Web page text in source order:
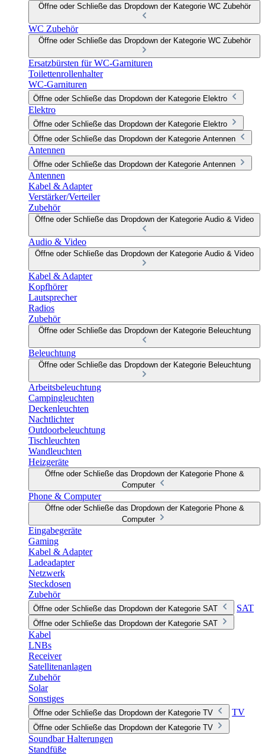
Öffne oder Schließe das Dropdown der Kategorie WC Zubehör
WC Zubehör
Öffne oder Schließe das Dropdown der Kategorie WC Zubehör
Ersatzbürsten für WC-Garnituren
Toilettenrollenhalter
WC-Garnituren
Öffne oder Schließe das Dropdown der Kategorie Elektro
Elektro
Öffne oder Schließe das Dropdown der Kategorie Elektro
Öffne oder Schließe das Dropdown der Kategorie Antennen
Antennen
Öffne oder Schließe das Dropdown der Kategorie Antennen
Antennen
Kabel & Adapter
Verstärker/Verteiler
Zubehör
Öffne oder Schließe das Dropdown der Kategorie Audio & Video
Audio & Video
Öffne oder Schließe das Dropdown der Kategorie Audio & Video
Kabel & Adapter
Kopfhörer
Lautsprecher
Radios
Zubehör
Öffne oder Schließe das Dropdown der Kategorie Beleuchtung
Beleuchtung
Öffne oder Schließe das Dropdown der Kategorie Beleuchtung
Arbeitsbeleuchtung
Campingleuchten
Deckenleuchten
Nachtlichter
Outdoorbeleuchtung
Tischleuchten
Wandleuchten
Heizgeräte
Öffne oder Schließe das Dropdown der Kategorie Phone &
Computer
Phone & Computer
Öffne oder Schließe das Dropdown der Kategorie Phone &
Computer
Eingabegeräte
Gaming
Kabel & Adapter
Ladeadapter
Netzwerk
Steckdosen
Zubehör
Öffne oder Schließe das Dropdown der Kategorie SAT SAT
Öffne oder Schließe das Dropdown der Kategorie SAT
Kabel
LNBs
Receiver
Satellitenanlagen
Zubehör
Solar
Sonstiges
Öffne oder Schließe das Dropdown der Kategorie TV TV
Öffne oder Schließe das Dropdown der Kategorie TV
Soundbar Halterungen
Standfüße